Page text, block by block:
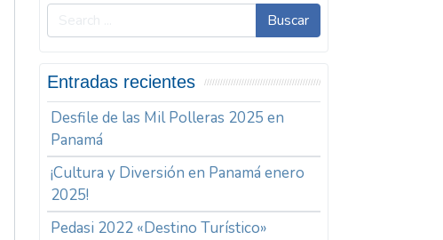
Buscar
Entradas recientes
Desfile de las Mil Polleras 2025 en
Panamá
¡Cultura y Diversión en Panamá enero
2025!
Pedasi 2022 «Destino Turístico»